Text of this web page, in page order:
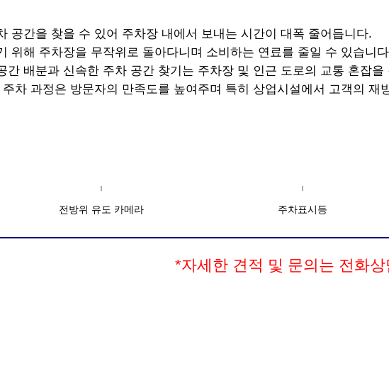
공간을 찾을 수 있어 주차장 내에서 보내는 시간이 대폭 줄어듭니다.
위해 주차장을 무작위로 돌아다니며 소비하는 연료를 줄일 수 있습니
간 배분과 신속한 주차 공간 찾기는 주차장 및 인근 도로의 교통 혼잡을
차 과정은 방문자의 만족도를 높여주며 특히 상업시설에서 고객의 재
전방위 유도 카메라 주차표시등
*자세한 견적 및 문의는 전화